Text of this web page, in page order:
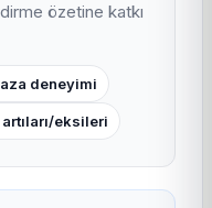
AEO ve AI cevap
iç linkleme sağlar.
özetine katkı
deneyimi
eksileri